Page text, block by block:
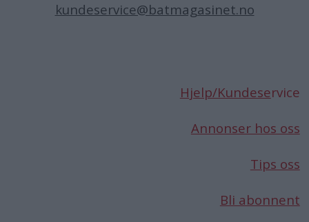
kundeservice@batmagasinet.no
Hjelp/Kundeservice
Annonser hos oss
Tips oss
Bli abonnent